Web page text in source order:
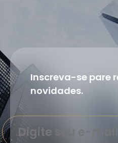
Inscreva-se pare
novidades.